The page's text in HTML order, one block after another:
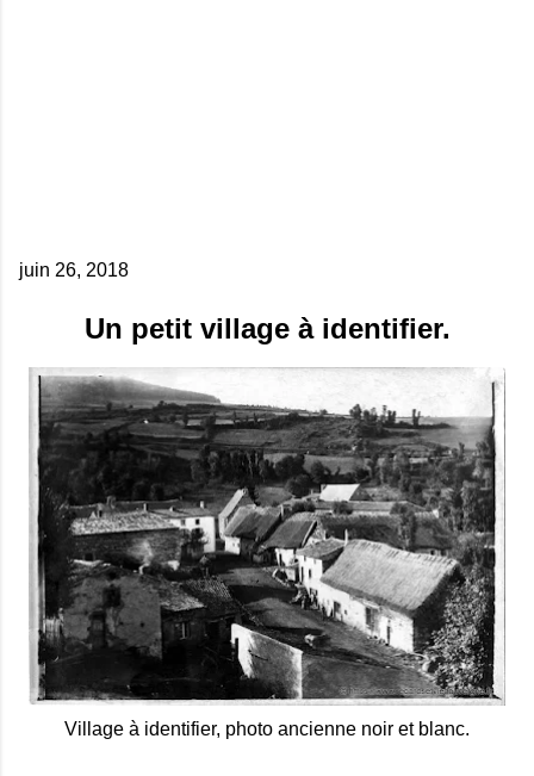
juin 26, 2018
Un petit village à identifier.
Village à identifier, photo ancienne noir et blanc.